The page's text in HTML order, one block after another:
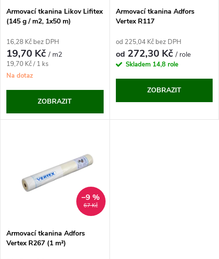
p
r
o
d
u
s
p
r
o
u
Armovací tkanina Likov Lifitex
(145 g / m2, 1x50 m)
16,28 Kč bez DPH
19,70 Kč/ m2
Měrná
cena:
19,70 Kč / 1 ks
Na dotaz
ZOBRAZIT
Armovací tkanina Adfors
Vertex R117
od 225,04 Kč bez DPH
od 272,30 Kč/ role
Skladem 14,8 role
ZOBRAZIT
67 Kč
–9 %
Armovací tkanina Adfors
Vertex R267 (1 m²)